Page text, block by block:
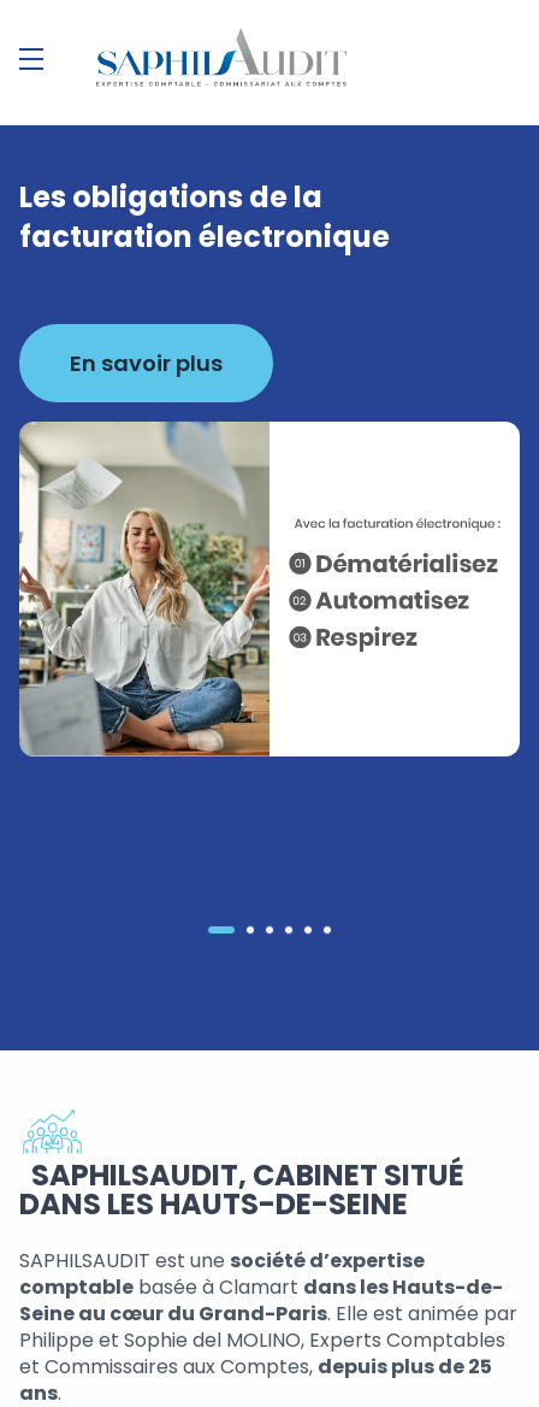
Les obligations de la
facturation électronique
En savoir plus
SAPHILSAUDIT, CABINET SITUÉ
DANS LES HAUTS-DE-SEINE
SAPHILSAUDIT est une société d’expertise
comptable basée à Clamart dans les Hauts-de-
Seine au cœur du Grand-Paris. Elle est animée par
Philippe et Sophie del MOLINO, Experts Comptables
et Commissaires aux Comptes, depuis plus de 25
ans.